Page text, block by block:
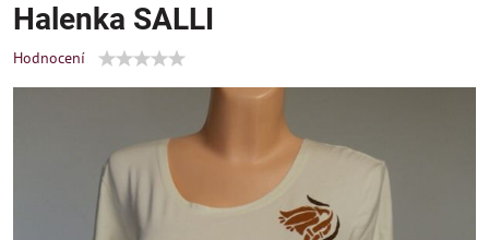
Halenka SALLI
Hodnocení